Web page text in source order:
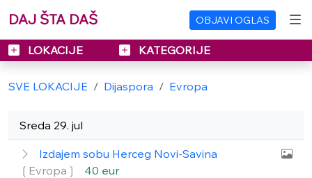
DAJ ŠTA DAŠ OBJAVI OGLAS
LOKACIJE KATEGORIJE
SVE LOKACIJE Dijaspora Evropa
Sreda 29. jul
Izdajem sobu Herceg Novi-Savina
❲Evropa❳
40 eur